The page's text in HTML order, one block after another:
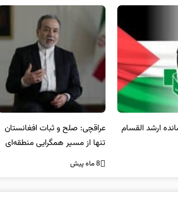
ارشد القسام
عراقچی: صلح و ثبات افغانستان
تنها از مسیر همگرایی منطقه‌ای
محقق می‌شود
8 ماه پیش